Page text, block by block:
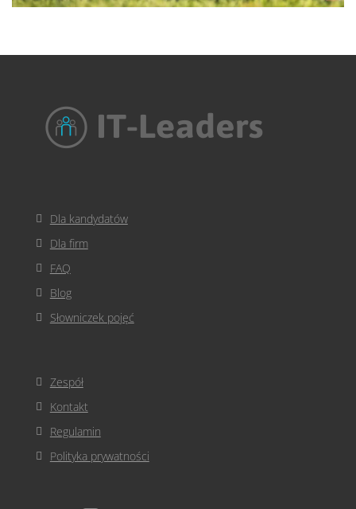
Dla kandydatów
Dla firm
FAQ
Blog
Słowniczek pojęć
Zespół
Kontakt
Regulamin
Polityka prywatności